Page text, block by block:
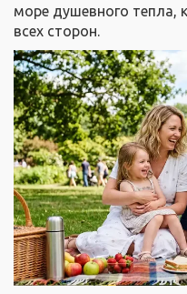
море душевного тепла,
всех сторон.